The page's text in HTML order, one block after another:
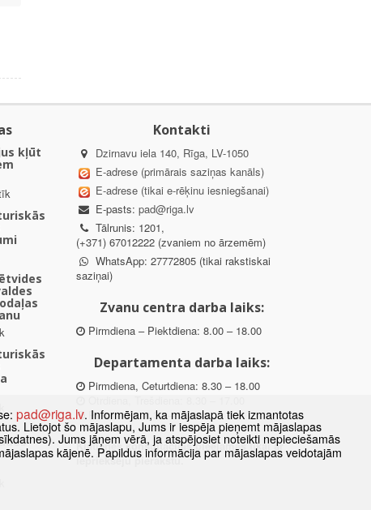
kļūt
Kontakti
Dzirnavu iela 140, Rīga, LV-1050
E-adrese (primārais saziņas kanāls)
E-adrese (tikai e-rēķinu iesniegšanai)
E-pasts: pad@riga.lv
Tālrunis: 1201,
(+371) 67012222 (zvaniem no ārzemēm)
WhatsApp: 27772805 (tikai rakstiskai
saziņai)
Zvanu centra darba laiks:
Pirmdiena – Piektdiena: 8.00 – 18.00
Departamenta darba laiks:
Pirmdiena, Ceturtdiena: 8.30 – 18.00
Piektdiena: 8.30 – 15.00
Klātienes konsultācijas pieejamas tikai ar
iepriekšēju pierakstu.
pad@riga.lv. Informējam, ka mājaslapā tiek izmantotas
Lietojot šo mājaslapu, Jums ir iespēja pieņemt mājaslapas
Jums jāņem vērā, ja atspējosiet noteikti nepieciešamās
kājenē. Papildus informācija par mājaslapas veidotajām